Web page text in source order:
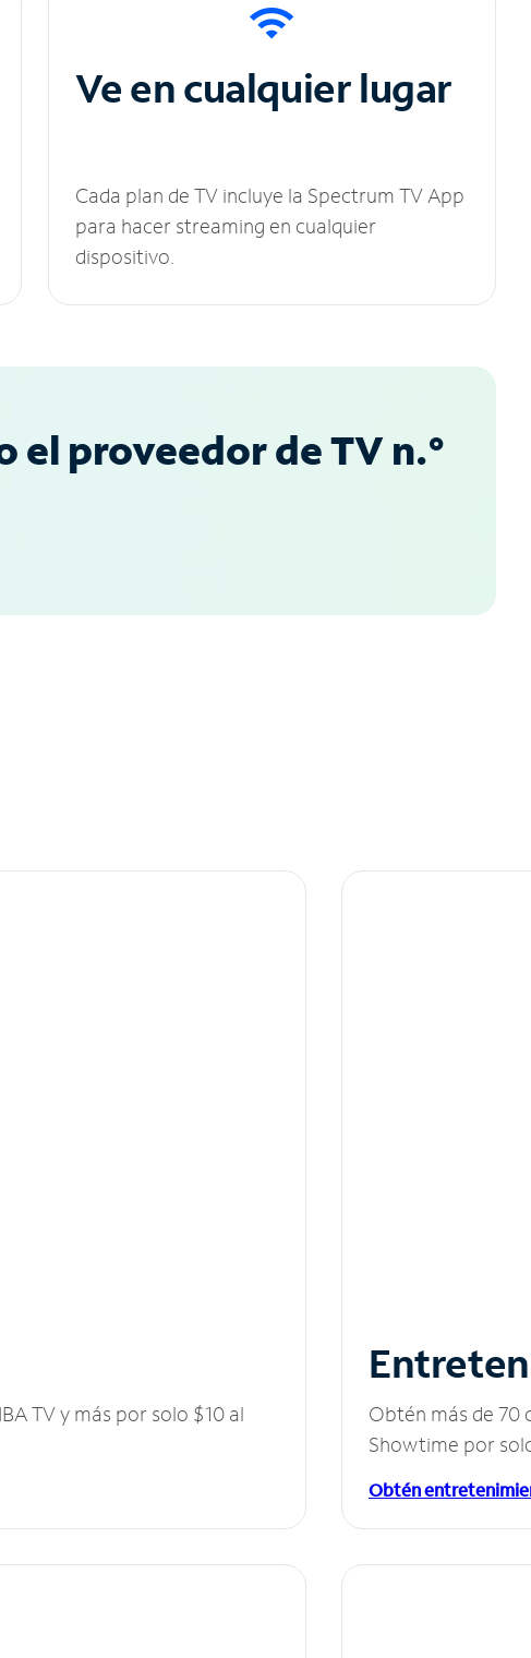
Ve en cualquier lugar
Cada plan de TV incluye la Spectrum TV App
para hacer streaming en cualquier
dispositivo.
el proveedor de TV n.°
TV y más por solo $10 al
Obtén más de 70
Showtime por
Obtén